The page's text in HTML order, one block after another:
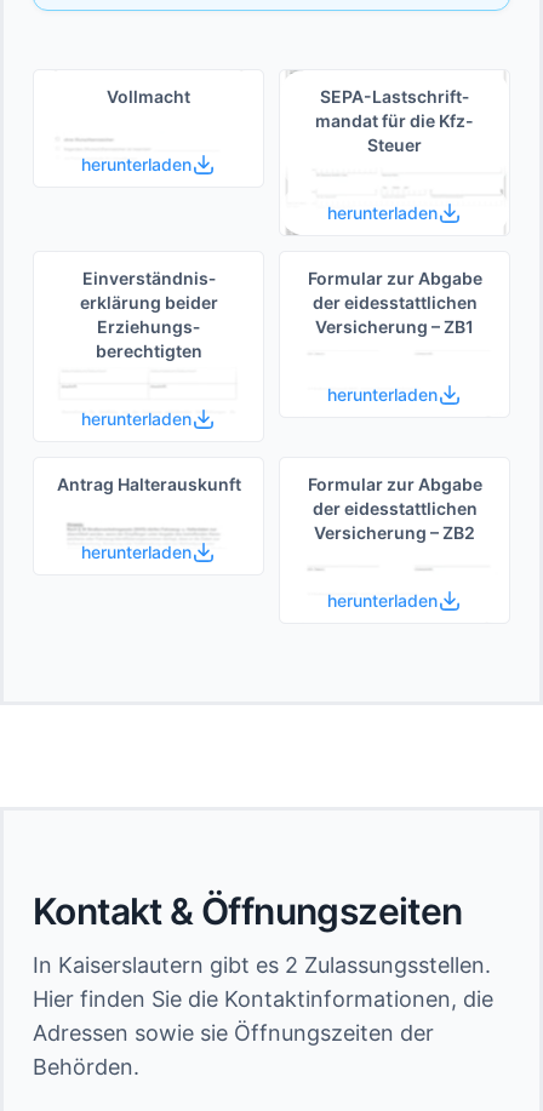
Vollmacht
herunterladen
SEPA-Lastschrift­
mandat für die Kfz-
Steuer
herunterladen
Einverständnis­
erklärung beider
Erziehungs­
berechtigten
herunterladen
Formular zur Abgabe
der eides­stattlichen
Versicherung – ZB1
herunterladen
Antrag Halterauskunft
herunterladen
Formular zur Abgabe
der eides­stattlichen
Versicherung – ZB2
herunterladen
Kontakt & Öffnungszeiten
In Kaiserslautern gibt es 2 Zulassungsstellen.
Hier finden Sie die Kontaktinformationen, die
Adressen sowie sie Öffnungszeiten der
Behörden.